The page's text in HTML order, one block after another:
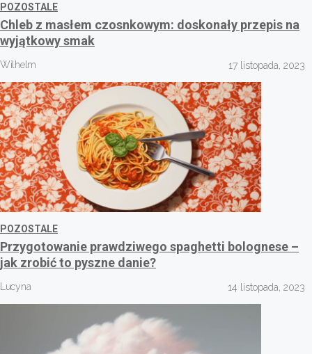
POZOSTALE
Chleb z masłem czosnkowym: doskonały przepis na
wyjątkowy smak
Wilhelm 17 listopada, 2023
POZOSTALE
Przygotowanie prawdziwego spaghetti bolognese –
jak zrobić to pyszne danie?
Lucyna 14 listopada, 2023